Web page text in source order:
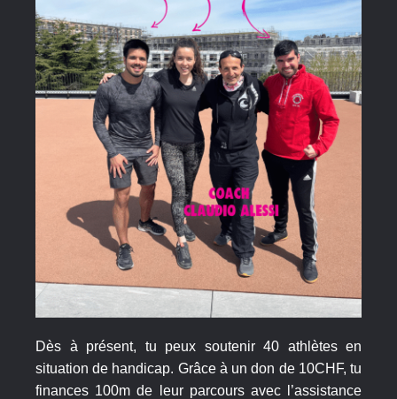
Dès à présent, tu peux soutenir 40 athlètes en
situation de handicap. Grâce à un don de 10CHF, tu
finances 100m de leur parcours avec l’assistance